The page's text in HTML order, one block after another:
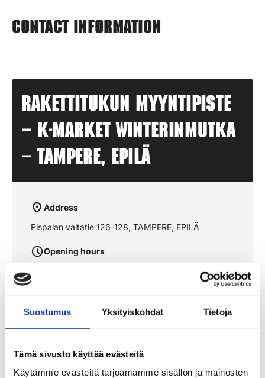
Suostumus Yksityiskohdat Tietoja
Tämä sivusto käyttää evästeitä
Käytämme evästeitä tarjoamamme sisällön ja mainosten
Contact information
Rakettitukun myyntipiste
– K-MARKET WINTERINMUTKA
– TAMPERE, EPILÄ
Address
Pispalan valtatie 126-128, TAMPERE, EPILÄ
Opening hours